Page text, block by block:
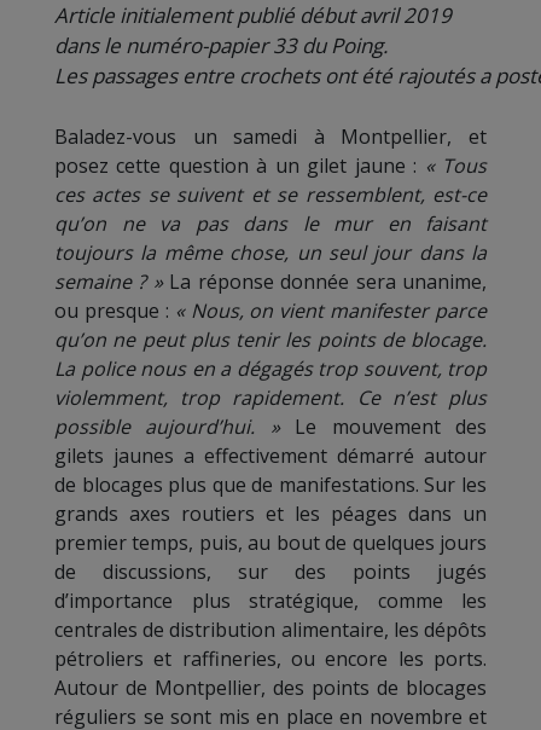
Article initialement publié début avril 2019
dans le numéro-papier 33 du Poing.
Les passages entre crochets ont été rajoutés a
Baladez-vous un samedi à Montpellier, et
posez cette question à un gilet jaune : « Tous
ces actes se suivent et se ressemblent, est-ce
qu’on ne va pas dans le mur en faisant
toujours la même chose, un seul jour dans la
semaine ? »La réponse donnée sera unanime,
ou presque : « Nous, on vient manifester parce
qu’on ne peut plus tenir les points de blocage.
La police nous en a dégagés trop souvent, trop
violemment, trop rapidement. Ce n’est plus
possible aujourd’hui. »Le mouvement des
gilets jaunes a effectivement démarré autour
de blocages plus que de manifestations. Sur les
grands axes routiers et les péages dans un
premier temps, puis, au bout de quelques jours
de discussions, sur des points jugés
d’importance plus stratégique, comme les
centrales de distribution alimentaire, les dépôts
pétroliers et raffineries, ou encore les ports.
Autour de Montpellier, des points de blocages
réguliers se sont mis en place en novembre et